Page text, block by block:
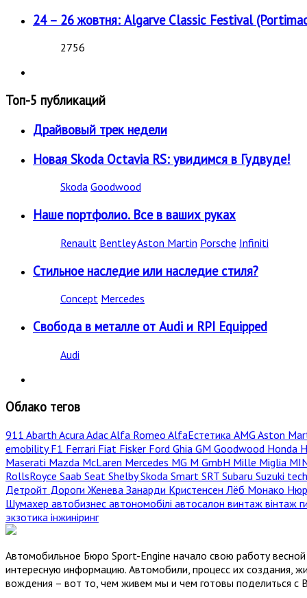
24 – 26 жовтня: Algarve Classic Festival
2756
Топ-5 публикаций
Драйвовый трек недели
Новая Skoda Octavia RS: увидимся в Гудвуде!
Skoda Goodwood
Наше портфолио. Все в ваших руках
Renault BentleyAston Martin Porsche Infiniti
Стильное наследие или наследие стиля?
Concept Mercedes
Свобода в металле от Audi и RPI Equipped
Audi
Облако тегов
911 Abarth AcuraAdacAlfa Romeo AlfaЕстетика AMG Aston
emobilityF1 Ferrari Fiat Fisker Ford Ghia GM Goodwood Honda
Maserati Mazda McLaren Mercedes MG M GmbH Mille Miglia
RollsRoyce Saab Seat ShelbySkoda Smart SRT Subaru Suzuki
Детройт Дороги Женева Занарди Кристенсен Лёб Монако
Шумахер автобизнес автономобілі автосалон винтаж вінтаж
экзотика інжиніринг
Автомобильное Бюро Sport-Engine начало свою работу
интересную информацию. Автомобили, процесс их создания,
вождения – вот то, чем живем мы и чем готовы поделиться с